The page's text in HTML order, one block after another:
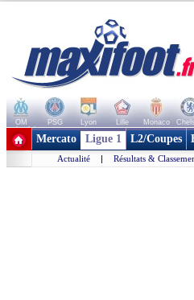
OM PSG Lyon Lille Monaco
+ de clubs
Mercato Ligue 1 L2/Coupes
Actualité | Résultats &